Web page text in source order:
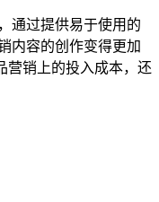
通过提供易于使用的
内容的创作变得更加
营销上的投入成本，还